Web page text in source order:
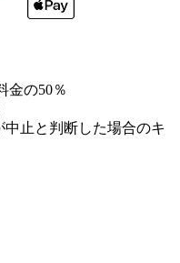
金の50％
中止と判断した場合のキ